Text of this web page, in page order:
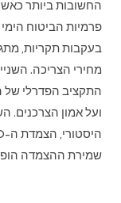
החשובות ביותר
פרמיות הביטוח
בעקבות תקריות,
מחירי הצריכה.
התקציב הפדרלי של
ועל אמון הצרכנים.
שמירת ההצמדה